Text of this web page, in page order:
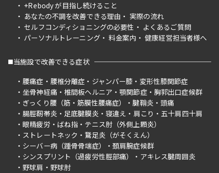
+Rebody が目指し続けること
あなたの不調を改善できる理由
実際の流れ
セルフコンディショニングの必要性
よくあるご質問
パーソナルトレーニング
料金案内 健康経営担当者様へ
当施設で改善できる症状
腰痛症
腰椎分離症 ジャンパー膝
変形性膝関節症
坐骨神経痛
椎間板ヘルニア 顎関節症
胸郭出口症候群
ぎっくり腰（筋・筋膜性腰痛症）
腱鞘炎
頭痛
腸脛靭帯炎
足底腱膜炎 寝違え 肩こり
五十肩四十肩
眼精疲労
ばね指
テニス肘（外側上顆炎）
ストレートネック
鵞足炎（がそくえん）
シーバー病（踵骨骨端症）
頚肩腕症候群
シンスプリント（過疲労性脛部痛）
アキレス腱周囲炎
野球肩
野球肘